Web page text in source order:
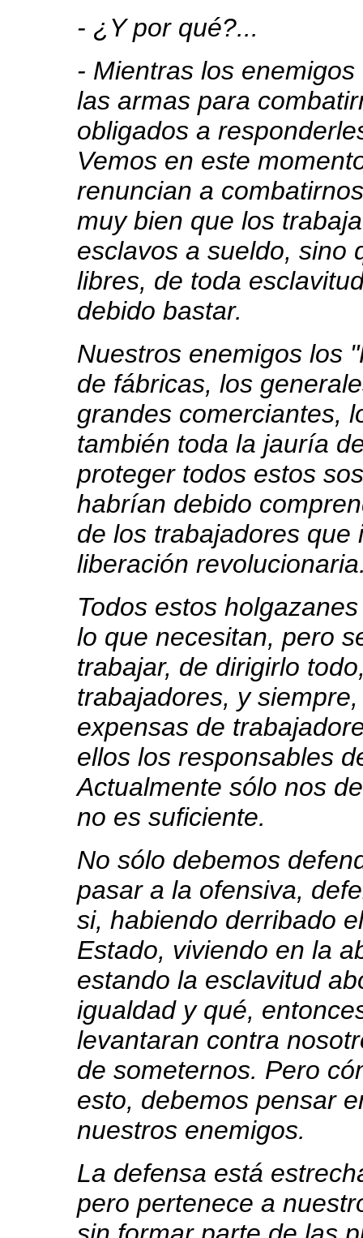
- ¿Y por qué?...
- Mientras los
las armas para
obligados a
Vemos en este
renuncian a
muy bien que los
esclavos a sueldo, sino
libres, de toda
debido bastar.
Nuestros enemigos los
de fábricas, los
grandes comerciantes,
también toda la jauría
proteger todos estos
habrían debido
de los trabajadores
liberación
Todos estos
lo que necesitan, pero
trabajar, de dirigirlo
trabajadores, y
expensas de
ellos los responsables
Actualmente sólo nos
no es suficiente.
No sólo debemos
pasar a la ofensiva,
si, habiendo derribado
Estado, viviendo en la
estando la esclavitud
igualdad y qué,
levantaran contra
de someternos. Pero
esto, debemos pensar
nuestros enemigos.
La defensa está
pero pertenece a